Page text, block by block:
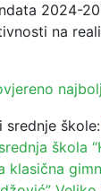
2024-
na
srednje škole:
škola
klasična